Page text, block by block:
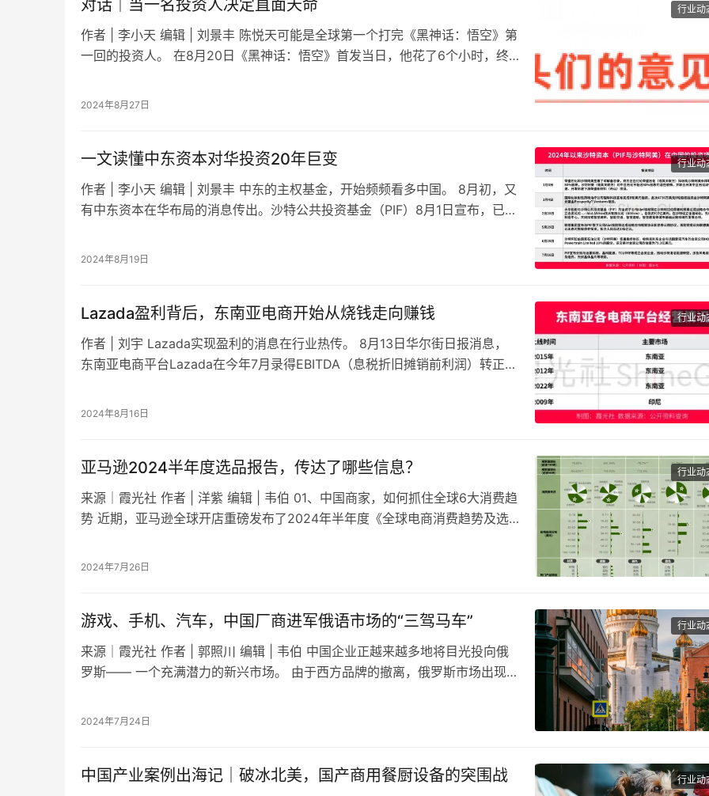
行业动
对话｜当一名投资人决定直面天命
作者 | 李小天 编辑 | 刘景丰 陈悦天可能是全球第一个打完《黑神话：悟空》第
一回的投资人。 在8月20日《黑神话：悟空》首发当日，他花了6个小时，终
2024年8月27日
行业动
一文读懂中东资本对华投资20年巨变
作者 | 李小天 编辑 | 刘景丰 中东的主权基金，开始频频看多中国。 8月初，又
有中东资本在华布局的消息传出。沙特公共投资基金（PIF）8月1日宣布，已与
2024年8月19日
行业动
Lazada盈利背后，东南亚电商开始从烧钱走向赚钱
作者 | 刘宇 Lazada实现盈利的消息在行业热传。 8月13日华尔街日报消息，
东南亚电商平台Lazada在今年7月录得EBITDA（息税折旧摊销前利润）转正，
2024年8月16日
行业动
亚马逊2024半年度选品报告，传达了哪些信息？
​来源｜霞光社 作者 | 洋紫 编辑 | 韦伯 01、中国商家，如何抓住全球6大消费趋
势 近期，亚马逊全球开店重磅发布了2024年半年度《全球电商消费趋势及选
2024年7月26日
行业动
游戏、手机、汽车，中国厂商进军俄语市场的“三驾马车”
​来源｜霞光社 作者 | 郭照川 编辑 | 韦伯 中国企业正越来越多地将目光投向俄
罗斯—— 一个充满潜力的新兴市场。 由于西方品牌的撤离，俄罗斯市场出现了
2024年7月24日
行业动
中国产业案例出海记｜破冰北美，国产商用餐厨设备的突围战